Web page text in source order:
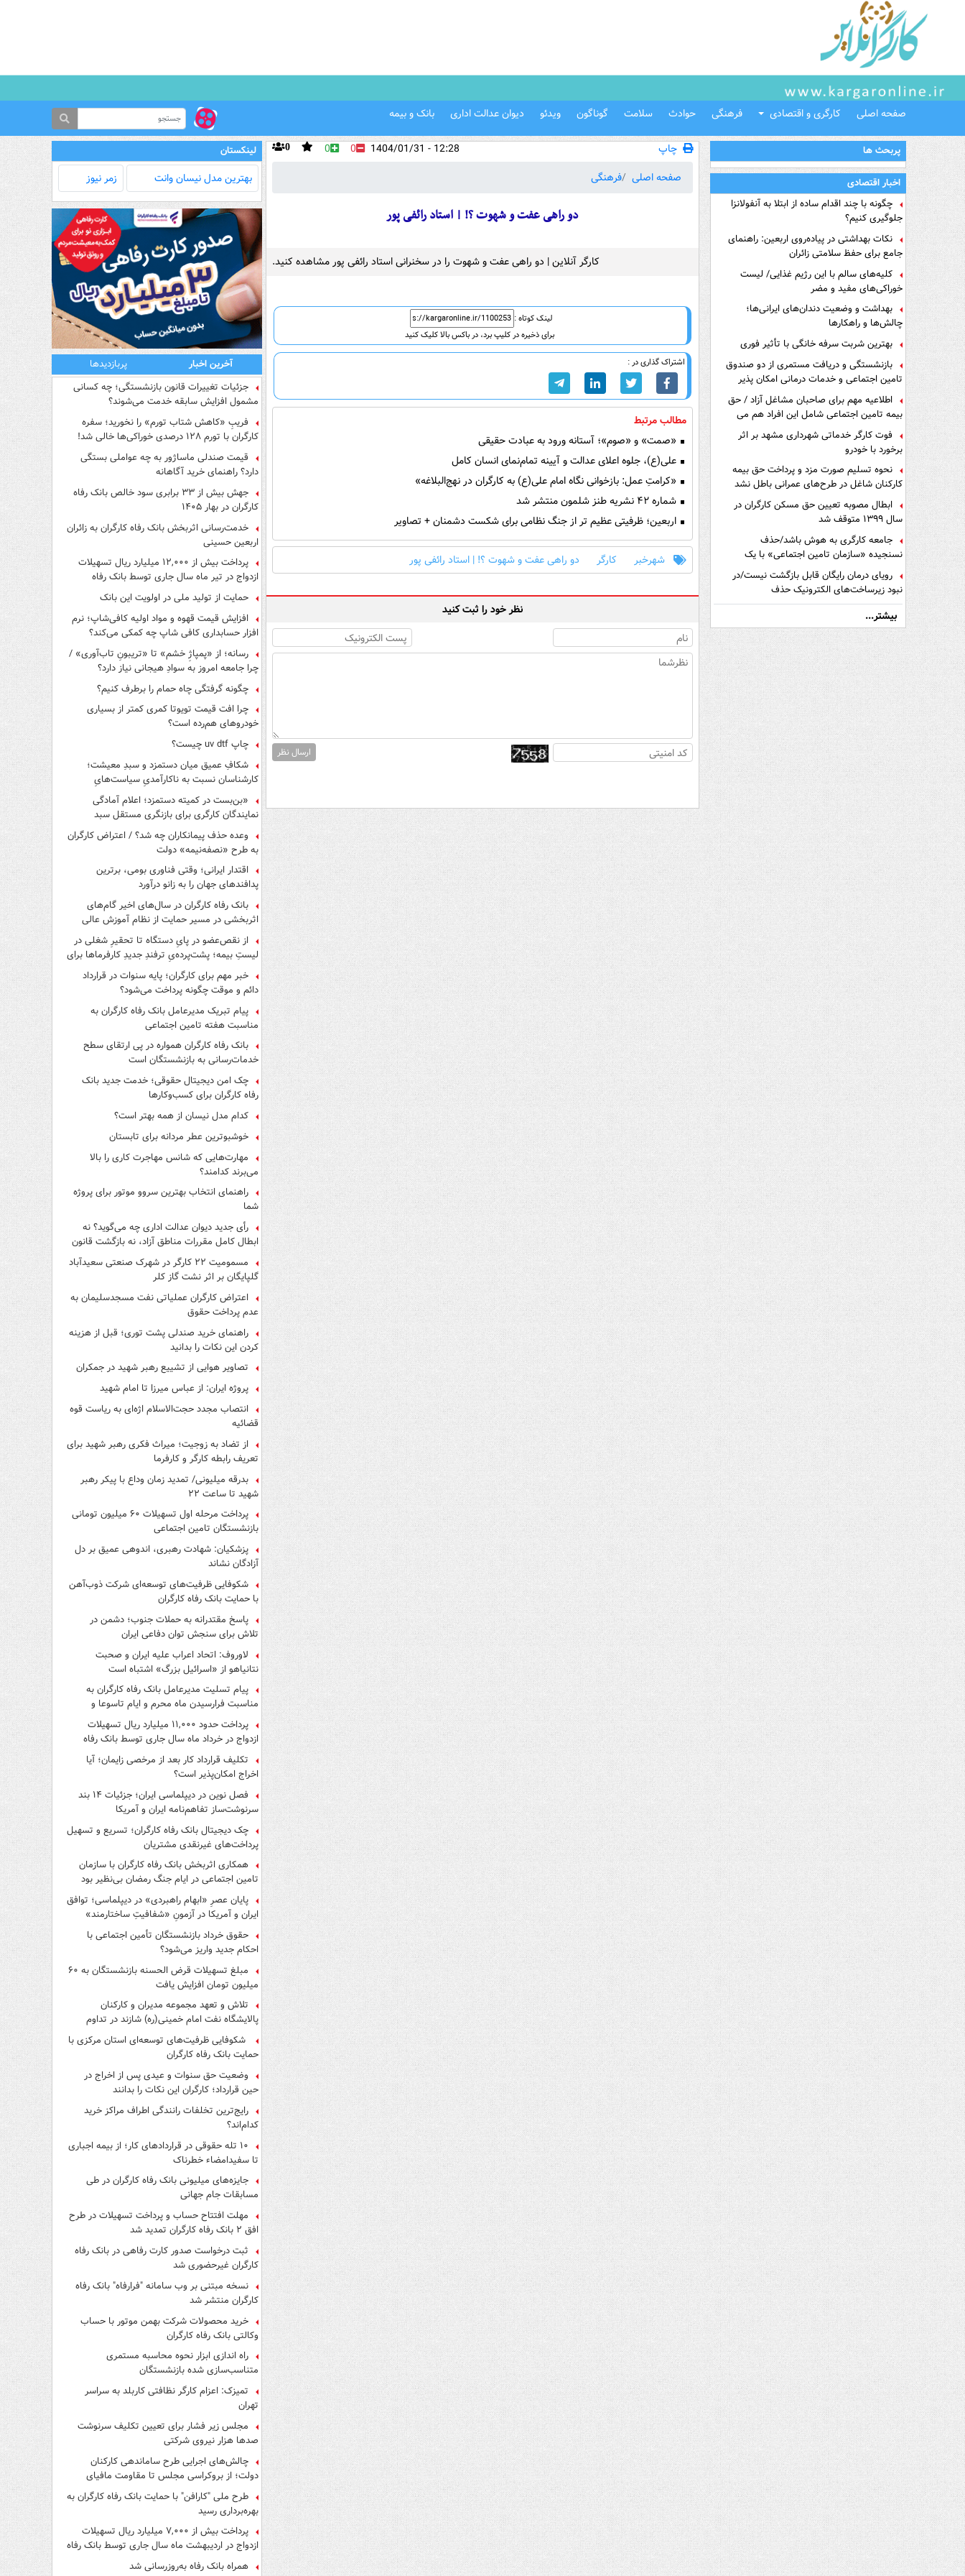
صفحه اصلی کارگری و اقتصادی فرهنگی حوادث سلامت گوناگون ویدئو دیوان عدالت اداری بانک و بیمه
پربحث ها
اخبار اقتصادی
چگونه با چند اقدام ساده از ابتلا به آنفولانزا
جلوگیری کنیم؟
نکات بهداشتی در پیاده‌روی اربعین: راهنمای
جامع برای حفظ سلامتی زائران
کلیه‌های سالم با این رژیم غذایی/ لیست
خوراکی‌های مفید و مضر
بهداشت و وضعیت دندان‌های ایرانی‌ها؛
چالش‌ها و راهکارها
بهترین شربت سرفه خانگی با تأثیر فوری
بازنشستگی و دریافت مستمری از دو صندوق
تامین اجتماعی و خدمات درمانی امکان پذیر
است ؟
اطلاعیه مهم برای صاحبان مشاغل آزاد / حق
بیمه تامین اجتماعی شامل این افراد هم می
شودفوت کارگر خدماتی شهرداری مشهد بر اثر
برخورد با خودرو
نحوه تسلیم صورت مزد و پرداخت حق بیمه
کارکنان شاغل در طرح‌های عمرانی باطل نشد
ابطال مصوبه تعیین حق مسکن کارگران در
سال ۱۳۹۹ متوقف شد
جامعه کارگری به هوش باشد/حذف
نسنجیده «سازمان تامین اجتماعی» با یک
تفاهم نامه!
رویای درمان رایگان قابل بازگشت نیست/در
نبود زیرساخت‌های الکترونیک حذف
دفترچه‌های بیمه اشتباه مضاعف است
بیشتر...
چاپ 0 0 0
12:28 - 1404/01/31
صفحه اصلی
فرهنگی
دو راهی عفت و شهوت ؟! | استاد رائفی پور
کارگر آنلاین | دو راهی عفت و شهوت را در سخنرانی استاد رائفی پور مشاهده کنید.
لینک کوتاه :
برای ذخیره در کلیپ برد، در باکس بالا کلیک کنید
اشتراک گذاری در :
مطالب مرتبط
«صمت» و «صوم»؛ آستانه ورود به عبادت حقیقی
علی(ع)، جلوه اعلای عدالت و آیینه تمام‌نمای انسان کامل
«کرامتِ عمل: بازخوانی نگاه امام علی(ع) به کارگران در نهج‌البلاغه»
شماره ۴۲ نشریه طنز شلمون منتشر شد
اربعین؛ ظرفیتی عظیم تر از جنگ نظامی برای شکست دشمنان + تصاویر
شهرخبر کارگر دو راهی عفت و شهوت ؟! | استاد رائفی پور
نظر خود را ثبت کنید
ارسال نظر
لینکستان
بهترین مدل‌ نیسان وانت زمر نیوز
آخرین اخبار
پربازدیدها
جزئیات تغییرات قانون بازنشستگی؛ چه کسانی
مشمول افزایش سابقه خدمت می‌شوند؟
فریبِ «کاهش شتاب تورم» را نخورید؛ سفره
کارگران با تورم ۱۲۸ درصدی خوراکی‌ها خالی شد!
قیمت صندلی ماساژور به چه عواملی بستگی
دارد؟ راهنمای خرید آگاهانه
جهش بیش از ۳۳ برابری سود خالص بانک رفاه
کارگران در بهار ۱۴۰۵
خدمت‌رسانی اثربخش بانک رفاه کارگران به زائران
اربعین حسینی
پرداخت بیش از ۱۲,۰۰۰ میلیارد ریال تسهیلات
ازدواج در تیر ماه سال جاری توسط بانک رفاه
کارگران
حمایت از تولید ملی در اولویت این بانک
افزایش قیمت قهوه و مواد اولیه کافی‌شاپ؛ نرم
افزار حسابداری کافی شاپ چه کمکی می‌کند؟
رسانه؛ از «پمپاژِ خشم» تا «تریبونِ تاب‌آوری» /
چرا جامعه امروز به سوادِ هیجانی نیاز دارد؟
چگونه گرفتگی چاه حمام را برطرف کنیم؟
چرا افت قیمت تویوتا کمری کمتر از بسیاری
خودروهای هم‌رده است؟
چاپ uv dtf چیست؟
شکافِ عمیق میان دستمزد و سبدِ معیشت؛
کارشناسان نسبت به ناکارآمدیِ سیاست‌هایِ
حمایتی هشدار دادند
«بن‌بست در کمیته دستمزد؛ اعلام آمادگی
نمایندگان کارگری برای بازنگری مستقل سبد
وعده حذف پیمانکاران چه شد؟ / اعتراض کارگران
به طرح «نصفه‌نیمه» دولت
اقتدار ایرانی؛ وقتی فناوری بومی، برترین
پدافندهای جهان را به زانو درآورد
بانک رفاه کارگران در سال‌های اخیر گام‌های
اثربخشی در مسیر حمایت از نظام آموزش عالی
برداشته است
از نقص‌عضو در پایِ دستگاه تا تحقیرِ شغلی در
لیستِ بیمه؛ پشت‌پرده‌یِ ترفندِ جدیدِ کارفرماها برای
فرار از قانون چیست؟
خبر مهم برای کارگران؛ پایه سنوات در قرارداد
دائم و موقت چگونه پرداخت می‌شود؟
پیام تبریک مدیرعامل بانک رفاه کارگران به
مناسبت هفته تامین اجتماعی
بانک رفاه کارگران همواره در پی ارتقای سطح
خدمات‌رسانی به بازنشستگان است
چک امن دیجیتال حقوقی؛ خدمت جدید بانک
رفاه کارگران برای کسب‌وکارها
کدام مدل نیسان از همه بهتر است؟
خوشبوترین عطر مردانه برای تابستان
مهارت‌هایی که شانس مهاجرت کاری را بالا
می‌برند کدامند؟
راهنمای انتخاب بهترین سروو موتور برای پروژه
شما
رأی جدید دیوان عدالت اداری چه می‌گوید؟ نه
ابطال کامل مقررات مناطق آزاد، نه بازگشت قانون
مسمومیت ۲۲ کارگر در شهرک صنعتی سعیدآباد
گلپایگان بر اثر نشت گاز کلر
اعتراض کارگران عملیاتی نفت مسجدسلیمان به
عدم پرداخت حقوق
راهنمای خرید صندلی پشت توری؛ قبل از هزینه
کردن این نکات را بدانید
تصاویر هوایی از تشییع رهبر شهید در جمکران
پروژه ایران: از عباس میرزا تا امام شهید
انتصاب مجدد حجت‌الاسلام اژه‌ای به ریاست قوه‌
قضائیه
از تضاد به زوجیت؛ میراث فکری رهبر شهید برای
تعریف رابطه کارگر و کارفرما
بدرقه میلیونی/ تمدید زمان وداع با پیکر رهبر
شهید تا ساعت ۲۲
پرداخت مرحله اول تسهیلات ۶۰ میلیون تومانی
بازنشستگان تامین اجتماعی
پزشکیان: شهادت رهبری، اندوهی عمیق بر دل
آزادگان نشاند
شکوفایی ظرفیت‌های توسعه‌ای شرکت ذوب‌آهن
با حمایت‌ بانک رفاه کارگران
پاسخ مقتدرانه به حملات جنوب؛ دشمن در
تلاش برای سنجش توان دفاعی ایران
لاوروف: اتحاد اعراب علیه ایران و صحبت
نتانیاهو از «اسرائیل بزرگ» اشتباه است
پیام تسلیت مدیرعامل بانک رفاه کارگران به
مناسبت فرارسیدن ماه محرم و ایام تاسوعا و
عاشورای حسینی
پرداخت حدود ۱۱,۰۰۰ میلیارد ریال تسهیلات
ازدواج در خرداد ماه سال جاری توسط بانک رفاه
کارگران
تکلیف قرارداد کار بعد از مرخصی زایمان؛ آیا
اخراج امکان‌پذیر است؟
فصل نوین در دیپلماسی ایران؛ جزئیات ۱۴ بند
سرنوشت‌ساز تفاهم‌نامه ایران و آمریکا
چک دیجیتال بانک رفاه کارگران؛ تسریع و تسهیل
پرداخت‌های غیرنقدی مشتریان
همکاری اثربخش بانک رفاه کارگران با سازمان
تامین اجتماعی در ایام جنگ رمضان بی‌نظیر بود
پایان عصرِ «ابهام راهبردی» در دیپلماسی؛ توافق
ایران و آمریکا در آزمونِ «شفافیتِ ساختارمند»
حقوق خرداد بازنشستگان تأمین اجتماعی با
احکام جدید واریز می‌شود؟
مبلغ تسهیلات قرض الحسنه بازنشستگان به ۶۰
میلیون تومان افزایش یافت
تلاش و تعهد مجموعه مدیران و کارکنان
پالایشگاه نفت امام خمینی(ره) شازند در تداوم
تولید در ایام جنگ رمضان، شایسته قدردانی است
شکوفایی ظرفیت‌های توسعه‌ای استان مرکزی با
حمایت بانک رفاه کارگران
وضعیت حق سنوات و عیدی پس از اخراج در
حین قرارداد؛ کارگران این نکات را بدانند
رایج‌ترین تخلفات رانندگی اطراف مراکز خرید
کدام‌اند؟
۱۰ تله حقوقی در قراردادهای کار؛ از بیمه اجباری
تا سفیدامضاء خطرناک
جایزه‌های میلیونی بانک رفاه کارگران در طی
مسابقات جام جهانی
مهلت افتتاح حساب و پرداخت تسهیلات در طرح
افق ۲ بانک رفاه کارگران تمدید شد
ثبت درخواست صدور کارت رفاهی در بانک رفاه
کارگران غیرحضوری شد
نسخه مبتنی بر وب سامانه "فرارفاه" بانک رفاه
کارگران منتشر شد
خرید محصولات شرکت بهمن موتور با حساب
وکالتی بانک رفاه کارگران
راه اندازی ابزار نحوه محاسبه مستمری
متناسب‌سازی شده بازنشستگان
تمیزک: اعزام کارگر نظافتی کاربلد به سراسر
تهران
مجلس زیر فشار برای تعیین تکلیف سرنوشت
صدها هزار نیروی شرکتی
چالش‌های اجرایی طرح ساماندهی کارکنان
دولت؛ از بروکراسی مجلس تا مقاومت مافیای
واسطه‌گری
طرح ملی "کارافن" با حمایت بانک رفاه کارگران به
بهره‌برداری رسید
پرداخت بیش از ۷,۰۰۰ میلیارد ریال تسهیلات
ازدواج در اردیبهشت ماه سال جاری توسط بانک رفاه
کارگران
همراه بانک رفاه به‌روزرسانی شد